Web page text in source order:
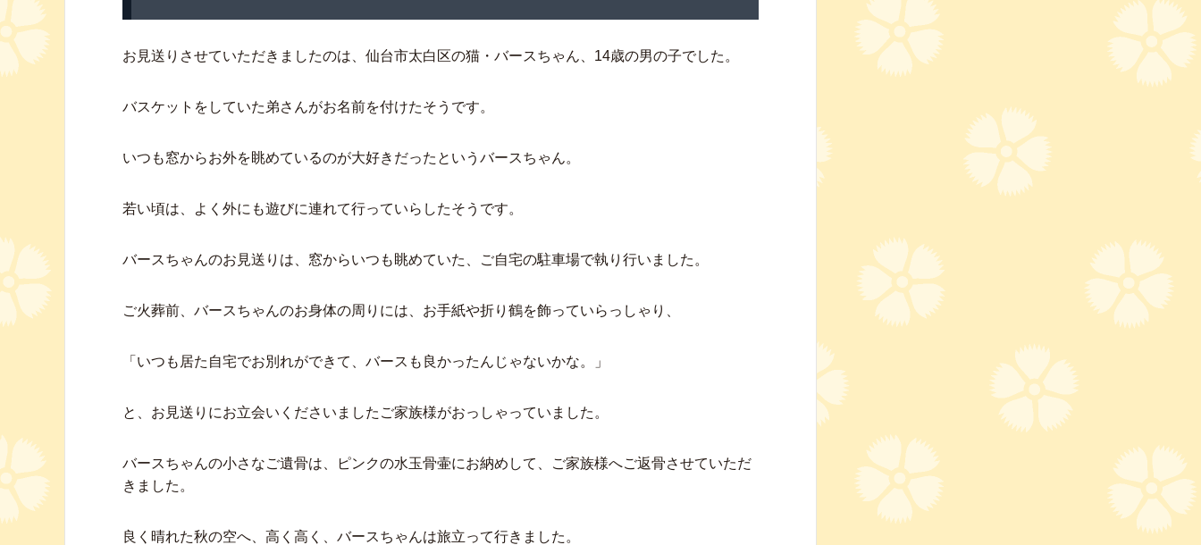
お見送りさせていただきましたのは、仙台市太白区の猫・バースちゃん、14歳の男の子でした。
バスケットをしていた弟さんがお名前を付けたそうです。
いつも窓からお外を眺めているのが大好きだったというバースちゃん。
若い頃は、よく外にも遊びに連れて行っていらしたそうです。
バースちゃんのお見送りは、窓からいつも眺めていた、ご自宅の駐車場で執り行いました。
ご火葬前、バースちゃんのお身体の周りには、お手紙や折り鶴を飾っていらっしゃり、
「いつも居た自宅でお別れができて、バースも良かったんじゃないかな。」
と、お見送りにお立会いくださいましたご家族様がおっしゃっていました。
バースちゃんの小さなご遺骨は、ピンクの水玉骨壷にお納めして、ご家族様へご返骨させていただ
きました。
良く晴れた秋の空へ、高く高く、バースちゃんは旅立って行きました。